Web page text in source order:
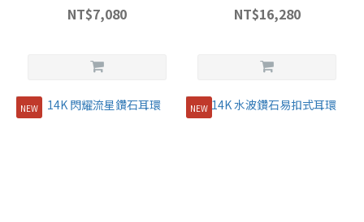
NT$7,080 NT$16,280
NEW NEW